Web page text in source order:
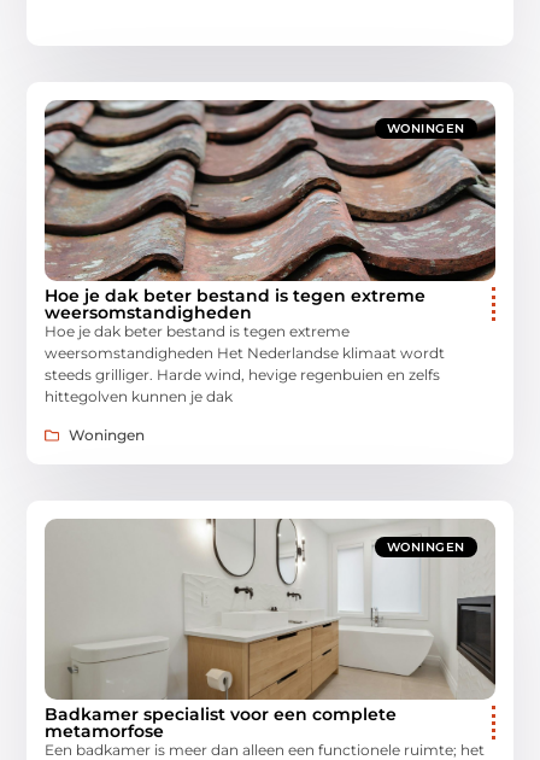
WONINGEN
Hoe je dak beter bestand is tegen extreme
weersomstandigheden
Hoe je dak beter bestand is tegen extreme
weersomstandigheden Het Nederlandse klimaat wordt
steeds grilliger. Harde wind, hevige regenbuien en zelfs
hittegolven kunnen je dak
Woningen
WONINGEN
Badkamer specialist voor een complete
metamorfose
Een badkamer is meer dan alleen een functionele ruimte; het